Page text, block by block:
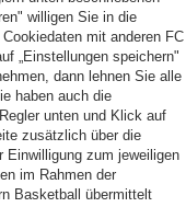
DAUERKARTE
SPIELERPROFIL
Miles
Norris